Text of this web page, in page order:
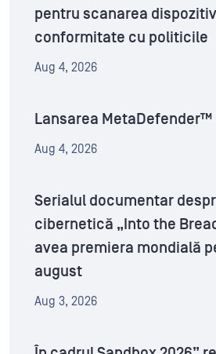
pentru scanarea
conformitate cu politicile
Aug 4, 2026
Lansarea MetaDefender™
Aug 4, 2026
Serialul documentar
cibernetică „Into the
avea premiera mondială
august
Aug 3, 2026